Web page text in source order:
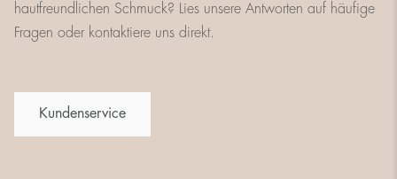
hautfreundlichen Schmuck? Lies unsere Antworten auf häufige
Fragen oder kontaktiere uns direkt.
Kundenservice